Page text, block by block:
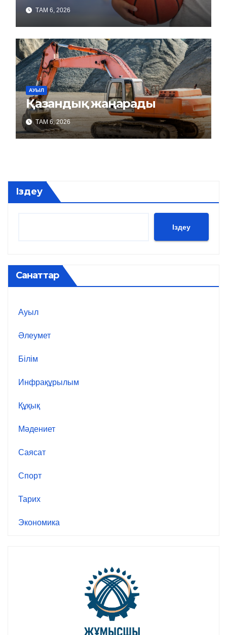
ТАМ 6, 2026
АУЫЛ
Қазандық жаңарады
ТАМ 6, 2026
Іздеу
Іздеу
Санаттар
Ауыл
Әлеумет
Білім
Инфрақұрылым
Құқық
Мәдениет
Саясат
Спорт
Тарих
Экономика